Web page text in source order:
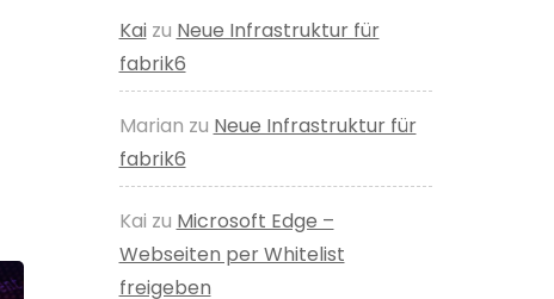
Kaizu Neue Infrastruktur für
fabrik6
Marian zu Neue Infrastruktur für
fabrik6
Kai zu Microsoft Edge –
Webseiten per Whitelist
freigeben